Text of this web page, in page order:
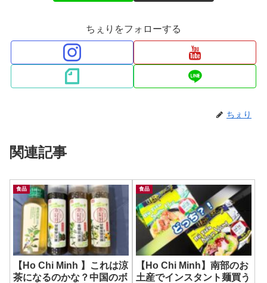
ちぇりをフォローする
ちぇり
関連記事
食品
【Ho Chi Minh 】これは涼
茶になるのかな？中国のボ
食品
【Ho Chi Minh】南部のお
土産でインスタント麺買う